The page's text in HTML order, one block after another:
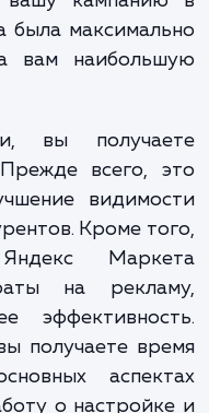
анализа
ваши
на
Это
вашу
была
вам